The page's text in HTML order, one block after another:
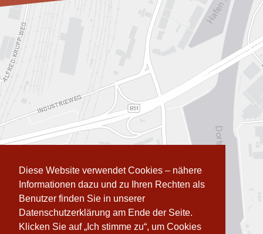
Diese Website verwendet Cookies – nähere
Informationen dazu und zu Ihren Rechten als
Benutzer finden Sie in unserer
Datenschutzerklärung am Ende der Seite.
Klicken Sie auf „Ich stimme zu“, um Cookies